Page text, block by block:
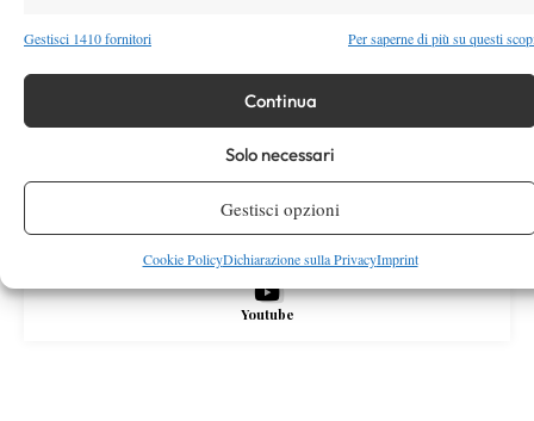
Gestisci 1410 fornitori Per saperne di più su questi
Continua
Solo necessari
Gestisci opzioni
Cookie PolicyDichiarazione sulla PrivacyImprint
Instagram
Youtube